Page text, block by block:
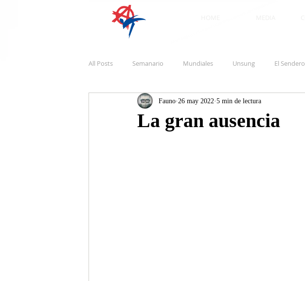
All Posts Semanario Mundiales Unsung El Sendero
La gran ausencia
Fauno 26 may 2022 5 min de lectura